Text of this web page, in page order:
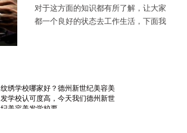
对于这方面的知识都有所了解，让大家
都一个良好的状态去工作生活，下面我
纹绣学校哪家好？德州新世纪美容美
发学校认可度高，今天我们德州新世
纪美容美发学校要...